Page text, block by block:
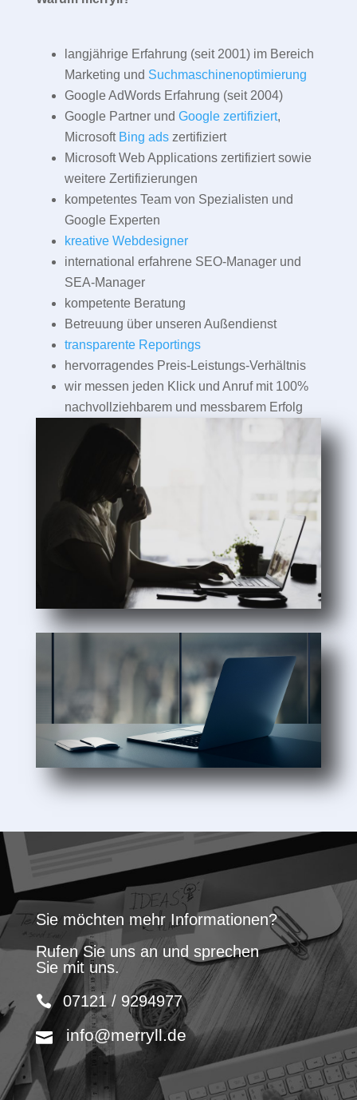
langjährige Erfahrung (seit 2001) im Bereich
Marketing und Suchmaschinenoptimierung
Google AdWords Erfahrung (seit 2004)
Google Partner und Google zertifiziert,
Microsoft Bing adszertifiziert
Microsoft Web Applications zertifiziert sowie
weitere Zertifizierungen
kompetentes Team von Spezialisten und
Google Experten
kreative Webdesigner
international erfahrene SEO-Manager und
SEA-Manager
kompetente Beratung
Betreuung über unseren Außendienst
transparente Reportings
hervorragendes Preis-Leistungs-Verhältnis
wir messen jeden Klick und Anruf mit 100%
nachvollziehbarem und messbarem Erfolg
Sie möchten mehr Informationen?
Rufen Sie uns an und sprechen
Sie mit uns.
07121 / 9294977
info@merryll.de